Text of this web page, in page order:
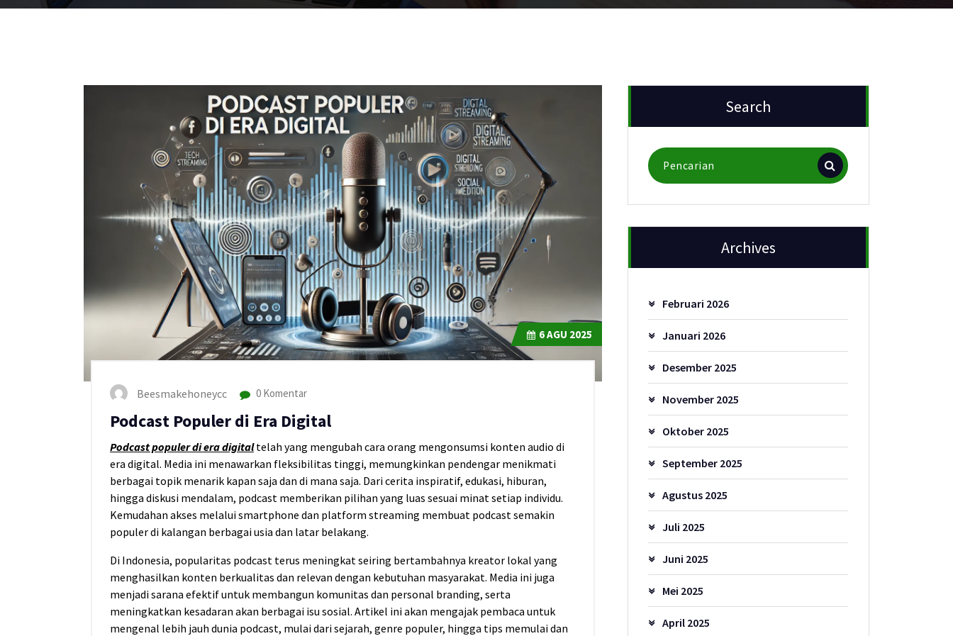
6AGU 2025
Beesmakehoneycc 0 Komentar
Podcast Populer di Era Digital
Podcast populer di era digital telah yang mengubah cara orang mengonsumsi konten audio di
era digital. Media ini menawarkan fleksibilitas tinggi, memungkinkan pendengar menikmati
berbagai topik menarik kapan saja dan di mana saja. Dari cerita inspiratif, edukasi, hiburan,
hingga diskusi mendalam, podcast memberikan pilihan yang luas sesuai minat setiap individu.
Kemudahan akses melalui smartphone dan platform streaming membuat podcast semakin
populer di kalangan berbagai usia dan latar belakang.
Di Indonesia, popularitas podcast terus meningkat seiring bertambahnya kreator lokal yang
menghasilkan konten berkualitas dan relevan dengan kebutuhan masyarakat. Media ini juga
menjadi sarana efektif untuk membangun komunitas dan personal branding, serta
meningkatkan kesadaran akan berbagai isu sosial. Artikel ini akan mengajak pembaca untuk
mengenal lebih jauh dunia podcast, mulai dari sejarah, genre populer, hingga tips memulai dan
Search
Pencarian
untuk:
Archives
Februari 2026
Januari 2026
Desember 2025
November 2025
Oktober 2025
September 2025
Agustus 2025
Juli 2025
Juni 2025
Mei 2025
April 2025